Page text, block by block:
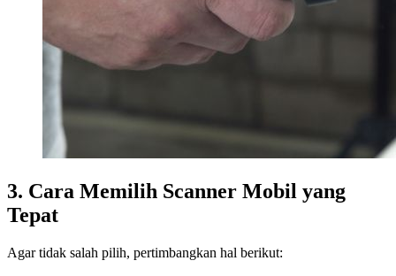
3. Cara Memilih Scanner Mobil yang
Tepat
Agar tidak salah pilih, pertimbangkan hal berikut: